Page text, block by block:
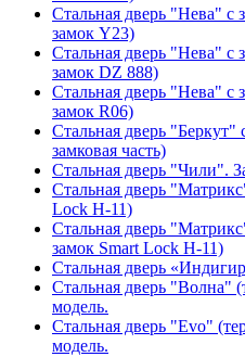
Стальная дверь "Нева" с
замок Y23)
Стальная дверь "Нева" с
замок DZ 888)
Стальная дверь "Нева" с
замок R06)
Стальная дверь "Беркут"
замковая часть)
Стальная дверь "Чили".
Стальная дверь
Lock H-11)
Стальная дверь
замок Smart Lock H-11)
Стальная дверь
Стальная дверь "Волна"
модель.
Стальная дверь "Evo"
модель.